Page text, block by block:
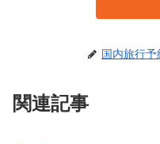
国内旅行
関連記事